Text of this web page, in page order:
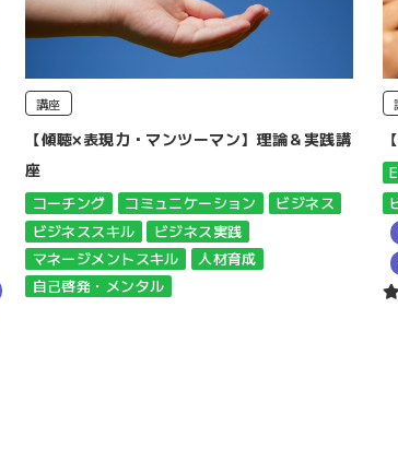
講座
【傾聴×表現力・マンツーマン】理論＆実践講
座
コーチング コミュニケーション
ビジネス
ビジネススキル
ビジネス実践
マネージメントスキル
人材育成
自己啓発・メンタル